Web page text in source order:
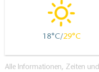
18 29
Alle Informationen, Zeiten